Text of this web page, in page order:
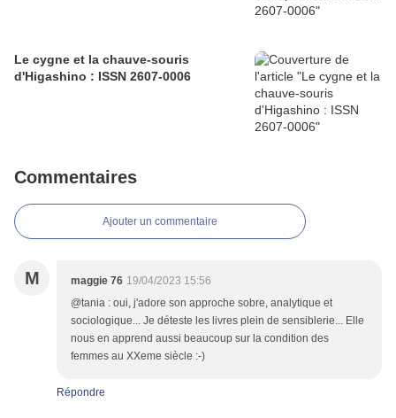
Le cygne et la chauve-souris
d'Higashino : ISSN 2607-0006
Commentaires
Ajouter un commentaire
M maggie 76 19/04/2023 15:56
@tania : oui, j'adore son approche sobre, analytique et
sociologique... Je déteste les livres plein de sensiblerie... Elle
nous en apprend aussi beaucoup sur la condition des
femmes au XXeme siècle :-)
Répondre